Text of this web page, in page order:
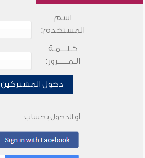
اسم
المستخدم:
كـلـــمـة
الـمـــــرور:
دخول المشتركين
أو الدخول بحساب